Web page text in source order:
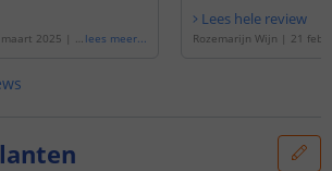
2025 | G
Lightify,
lees meer...
Lees hele review
Rozemarijn Wijn | 21